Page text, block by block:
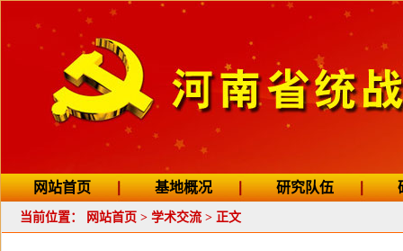
网站首页 基地概况 研究队伍
当前位置： 网站首页 > 学术交流 > 正文